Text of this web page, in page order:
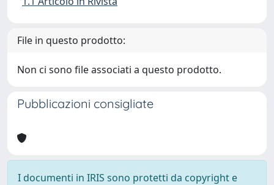
File in questo prodotto:
Non ci sono file associati a questo prodotto.
Pubblicazioni consigliate
I documenti in IRIS sono protetti da copyright e